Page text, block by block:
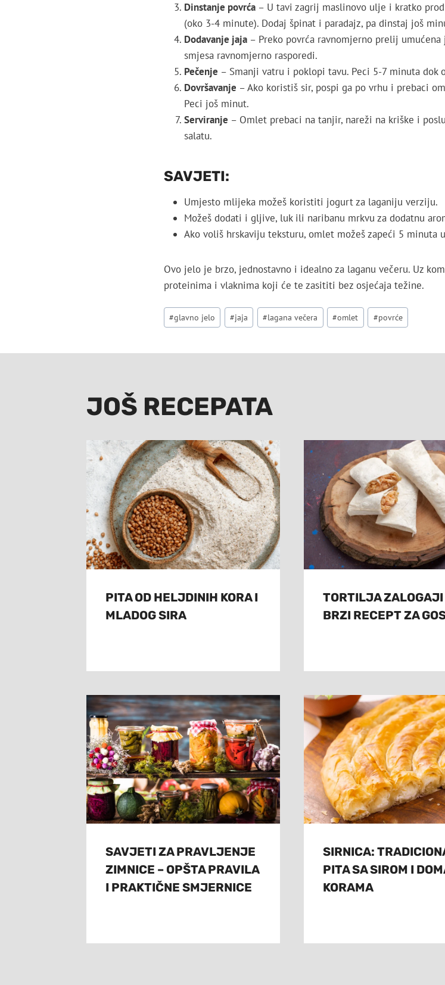
Dinstanje povrća – U tavi zagrij maslinovo ulje i kratko
(oko 3-4 minute). Dodaj špinat i paradajz, pa dinstaj još
Dodavanje jaja – Preko povrća ravnomjerno prelij
smjesa ravnomjerno rasporedi.
Pečenje – Smanji vatru i poklopi tavu. Peci 5-7 minuta dok
Dovršavanje – Ako koristiš sir, pospi ga po vrhu i prebaci
Peci još minut.
Serviranje – Omlet prebaci na tanjir, nareži na kriške i
salatu.
SAVJETI:
Umjesto mlijeka možeš koristiti jogurt za laganiju verziju.
Možeš dodati i gljive, luk ili naribanu mrkvu za dodatnu
Ako voliš hrskaviju teksturu, omlet možeš zapeći 5 minuta
Ovo jelo je brzo, jednostavno i idealno za laganu večeru. Uz
proteinima i vlaknima koji će te zasititi bez osjećaja težine.
Post
Tags:
#glavno jelo #jaja #lagana večera #omlet #povrće
JOŠ RECEPATA
PITA OD HELJDINIH KORA I
MLADOG SIRA
TORTILJA ZALOGAJI
BRZI RECEPT ZA
SAVJETI ZA PRAVLJENJE
ZIMNICE – OPŠTA PRAVILA
I PRAKTIČNE SMJERNICE
SIRNICA:
PITA SA SIROM I
KORAMA